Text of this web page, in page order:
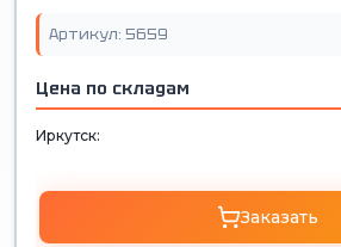
Артикул: 5659
Цена по складам
Иркутск:
Заказать